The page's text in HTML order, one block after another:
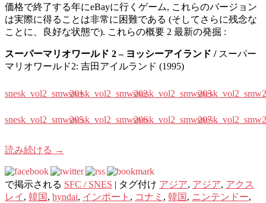
価格で終了する年にeBayに行くゲーム, これらのバージョン
は実際に得ることは非常に困難である (そしてさらに残念な
ことに、良好な状態で). これらの概要 2 最新の発掘 :
スーパーマリオワールド 2 – ヨッシーアイランド / スーパー
マリオワールド2: 吉田アイルランド (1995)
snesk_vol2_smw201snesk_vol2_smw202snesk_vol2_smw203
snesk_vol2_smw205snesk_vol2_smw206snesk_vol2_smw207
読み続ける →
で掲示される SFC / SNES | タグ付け アジア, アジア, アクス
レイ , 韓国 , hyndai, インポート , コナミ , 韓国 , ニンテンドー,